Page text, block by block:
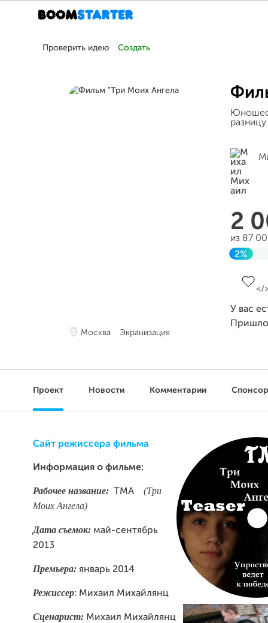
Проверить идею Создать
Москва Экранизация
2
из 87
2%
У вас
Проект Новости Комментарии
Сайт режиссера фильма
Информация о фильме:
Рабочее название: ТМА
(Три
Моих Ангела)
Дата съемок: май-сентябрь
2013
Премьера: январь 2014
Режиссер: Михаил Михайлянц
Сценарист: Михаил Михайлянц